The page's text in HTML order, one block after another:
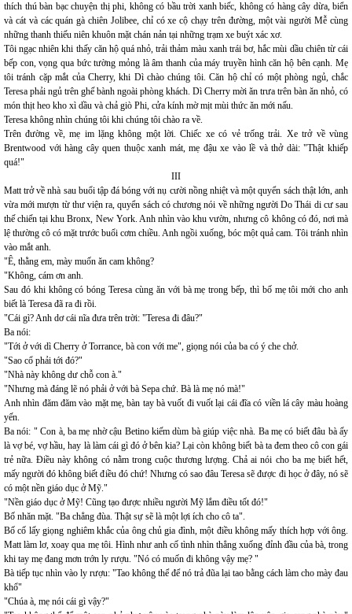
thích thú bàn bạc chuyện thị phi, không có bầu trời xanh biếc, không có hàng cây dừa, biển
và cát và các quán gà chiên Jolibee, chỉ có xe cộ chạy trên đường, một vài người Mễ cùng
những thanh thiếu niên khuôn mặt chán nản tại những trạm xe buýt xác xơ.
Tôi ngạc nhiên khi thấy căn hộ quá nhỏ, trải thảm màu xanh trái bơ, hắc mùi dầu chiên từ cái
bếp con, vọng qua bức tường mỏng là âm thanh của máy truyền hình căn hộ bên cạnh. Mẹ
tôi tránh cặp mắt của Cherry, khi Dì chào chúng tôi. Căn hộ chỉ có một phòng ngủ, chắc
Teresa phải ngủ trên ghế bành ngoài phòng khách. Dì Cherry mời ăn trưa trên bàn ăn nhỏ, có
món thịt heo kho xì dầu và chả giò Phi, cửa kính mờ mịt mùi thức ăn mới nấu.
Teresa không nhìn chúng tôi khi chúng tôi chào ra về.
Trên đường về, mẹ im lặng không một lời. Chiếc xe có vẻ trống trải. Xe trở về vùng
Brentwood với hàng cây quen thuộc xanh mát, mẹ đậu xe vào lề và thở dài: "Thật khiếp
quá!"
III
Matt trở về nhà sau buổi tập đá bóng với nụ cười nồng nhiệt và một quyển sách thật lớn, anh
vừa mới mượn từ thư viện ra, quyển sách có chương nói về những người Do Thái di cư sau
thế chiến tại khu Bronx, New York. Anh nhìn vào khu vườn, nhưng cô không có đó, nơi mà
lệ thường cô có mặt trước buổi cơm chiều. Anh ngồi xuống, bóc một quả cam. Tôi tránh nhìn
vào mắt anh.
"Ê, thằng em, mày muốn ăn cam không?
"Không, cám ơn anh.
Sau đó khi không có bóng Teresa cùng ăn với bà mẹ trong bếp, thì bố mẹ tôi mới cho anh
biết là Teresa đã ra đi rồi.
"Cái gì? Anh dơ cái nĩa đưa trên trời: "Teresa đi đâu?"
Ba nói:
"Tới ở với dì Cherry ở Torrance, bà con với me", giọng nói của ba có ý che chở.
"Sao cổ phải tới đó?"
"Nhà này không dư chỗ con à."
"Nhưng mà đáng lẽ nó phải ở với bà Sepa chứ. Bà là mẹ nó mà!"
Anh nhìn đăm đăm vào mặt mẹ, bàn tay bà vuốt đi vuốt lại cái đĩa có viền lá cây màu hoàng
yến.
Ba nói: " Con à, ba mẹ nhờ cậu Betino kiếm dùm bà giúp việc nhà. Ba mẹ có biết đâu bà ấy
là vợ bé, vợ hầu, hay là làm cái gì đó ở bên kia? Lại còn không biết bà ta đem theo cô con gái
trẻ nữa. Điều này không có nằm trong cuộc thương lượng. Chả ai nói cho ba mẹ biết hết,
mấy người đó không biết điều đó chứ! Nhưng có sao đâu Teresa sẽ được đi học ở đây, nó sẽ
có một nền giáo dục ở Mỹ."
"Nền giáo dục ở Mỹ! Cũng tạo được nhiều người Mỹ lắm điều tốt đó!"
Bố nhăn mặt. "Ba chẳng đùa. Thật sự sẽ là một lợi ích cho cô ta".
Bố cố lấy giọng nghiêm khắc của ông chủ gia đình, một điều không mấy thích hợp với ông.
Matt làm lơ, xoay qua mẹ tôi. Hình như anh cố tình nhìn thẳng xuống đỉnh đầu của bà, trong
khi tay mẹ đang mơn trớn ly rượu. "Nó có muốn đi không vậy mẹ? "
Bà tiếp tục nhìn vào ly rượu: "Tao không thể để nó trả đũa lại tao bằng cách làm cho mày đau
khổ"
"Chúa à, mẹ nói cái gì vậy?"